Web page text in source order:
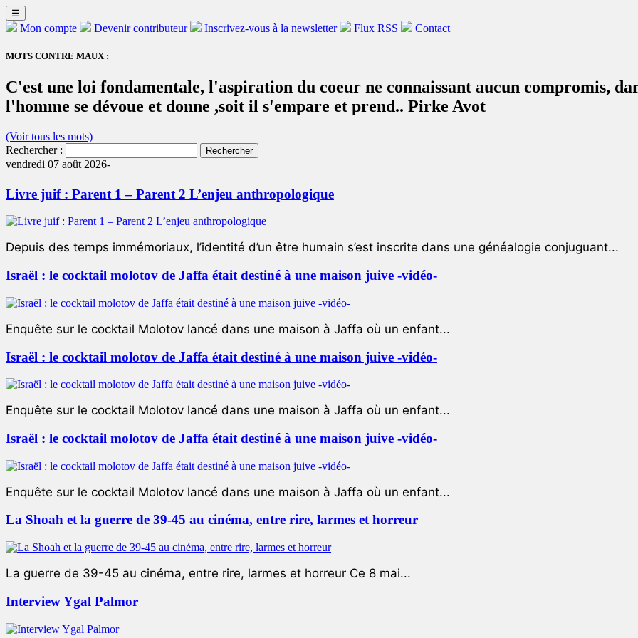
☰
Mon compte Devenir contributeur Inscrivez-vous à la newsletter Flux RSS Contact
MOTS CONTRE MAUX :
C'est une loi fondamentale, l'aspiration du coeur ne connaissant aucun compromis,
l'homme se dévoue et donne ,soit il s'empare et prend.. Pirke Avot
(Voir tous les mots)
Rechercher :
vendredi 07 août 2026-
Livre juif : Parent 1 – Parent 2 L’enjeu anthropologique
Depuis des temps immémoriaux, l’identité d’un être humain s’est inscrite dans une généalogie conjuguant...
Israël : le cocktail molotov de Jaffa était destiné à une maison juive -vidéo-
Enquête sur le cocktail Molotov lancé dans une maison à Jaffa où un enfant...
Israël : le cocktail molotov de Jaffa était destiné à une maison juive -vidéo-
Enquête sur le cocktail Molotov lancé dans une maison à Jaffa où un enfant...
Israël : le cocktail molotov de Jaffa était destiné à une maison juive -vidéo-
Enquête sur le cocktail Molotov lancé dans une maison à Jaffa où un enfant...
La Shoah et la guerre de 39-45 au cinéma, entre rire, larmes et horreur
La guerre de 39-45 au cinéma, entre rire, larmes et horreur Ce 8 mai...
Interview Ygal Palmor